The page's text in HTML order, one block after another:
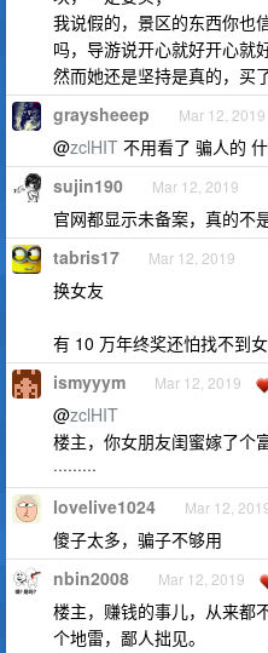
我说假的，景区的东西你也
吗，导游说开心就好开心就好
然而她还是坚持是真的，买
graysheeep Mar 12, 2019
@zclHIT 不用看了 骗人的
sujin190 Mar 12, 2019
官网都显示未备案，真的不
tabris17 Mar 12, 2019
换女友
有 10 万年终奖还怕找不到女
ismyyym Mar 12, 2019
@zclHIT
楼主，你女朋友闺蜜嫁了个
·········
lovelive1024 Mar 12,
傻子太多，骗子不够用
nbin2008 Mar 12, 2019
楼主，赚钱的事儿，从来都
个地雷，鄙人拙见。